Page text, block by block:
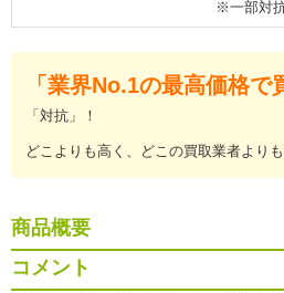
※一部対
「業界No.1の最高価格で
「対抗」！
どこよりも高く、どこの買取業者より
商品概要
コメント